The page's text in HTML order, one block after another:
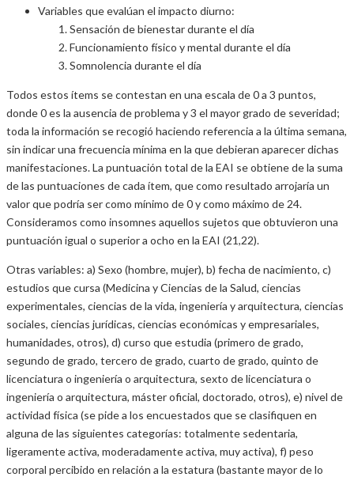
Variables que evalúan el impacto diurno:
Sensación de bienestar durante el día
Funcionamiento físico y mental durante el día
Somnolencia durante el día
Todos estos ítems se contestan en una escala de 0 a 3 puntos,
donde 0 es la ausencia de problema y 3 el mayor grado de severidad;
toda la información se recogió haciendo referencia a la última semana,
sin indicar una frecuencia mínima en la que debieran aparecer dichas
manifestaciones. La puntuación total de la EAI se obtiene de la suma
de las puntuaciones de cada ítem, que como resultado arrojaría un
valor que podría ser como mínimo de 0 y como máximo de 24.
Consideramos como insomnes aquellos sujetos que obtuvieron una
puntuación igual o superior a ocho en la EAI (21,22).
Otras variables: a) Sexo (hombre, mujer), b) fecha de nacimiento, c)
estudios que cursa (Medicina y Ciencias de la Salud, ciencias
experimentales, ciencias de la vida, ingeniería y arquitectura, ciencias
sociales, ciencias jurídicas, ciencias económicas y empresariales,
humanidades, otros), d) curso que estudia (primero de grado,
segundo de grado, tercero de grado, cuarto de grado, quinto de
licenciatura o ingeniería o arquitectura, sexto de licenciatura o
ingeniería o arquitectura, máster oficial, doctorado, otros), e) nivel de
actividad física (se pide a los encuestados que se clasifiquen en
alguna de las siguientes categorías: totalmente sedentaria,
ligeramente activa, moderadamente activa, muy activa), f) peso
corporal percibido en relación a la estatura (bastante mayor de lo